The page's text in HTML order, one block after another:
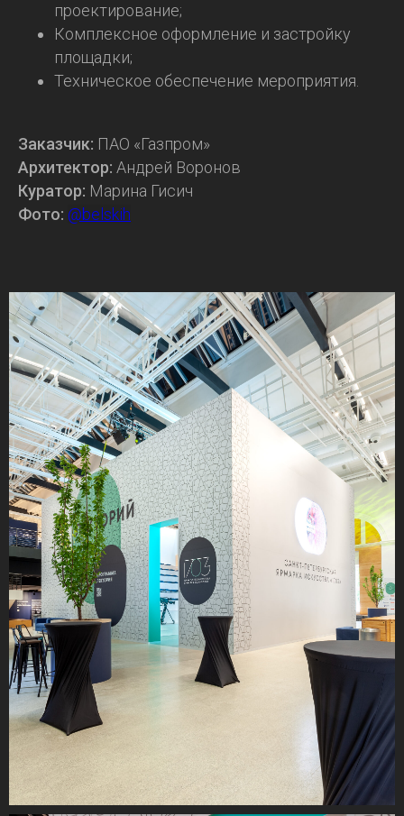
проектирование;
Комплексное оформление и застройку
площадки;
Техническое обеспечение мероприятия.
Заказчик: ПАО «Газпром»
Архитектор: Андрей Воронов
Куратор: Марина Гисич
Фото: @belskih